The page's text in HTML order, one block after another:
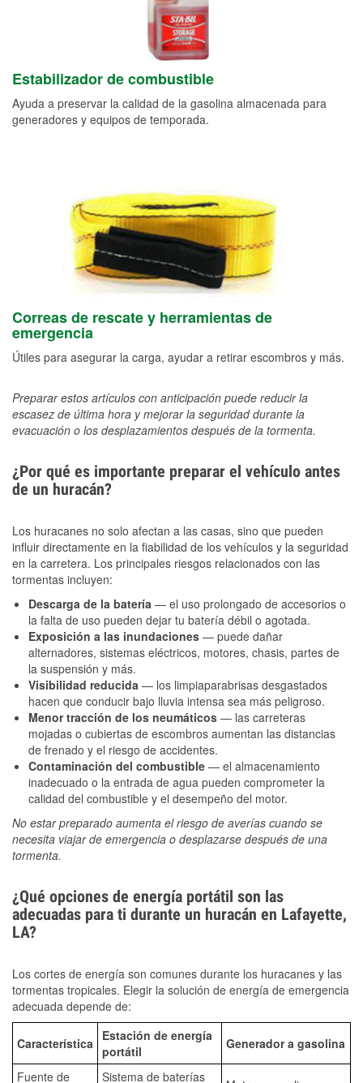
Estabilizador de combustible
Ayuda a preservar la calidad de la gasolina almacenada para
generadores y equipos de temporada.
Correas de rescate y herramientas de
emergencia
Útiles para asegurar la carga, ayudar a retirar escombros y más.
Preparar estos artículos con anticipación puede reducir la
escasez de última hora y mejorar la seguridad durante la
evacuación o los desplazamientos después de la tormenta.
¿Por qué es importante preparar el vehículo antes
de un huracán?
Los huracanes no solo afectan a las casas, sino que pueden
influir directamente en la fiabilidad de los vehículos y la seguridad
en la carretera. Los principales riesgos relacionados con las
tormentas incluyen:
Descarga de la batería — el uso prolongado de accesorios o
la falta de uso pueden dejar tu batería débil o agotada.
Exposición a las inundaciones — puede dañar
alternadores, sistemas eléctricos, motores, chasis, partes de
la suspensión y más.
Visibilidad reducida — los limpiaparabrisas desgastados
hacen que conducir bajo lluvia intensa sea más peligroso.
Menor tracción de los neumáticos — las carreteras
mojadas o cubiertas de escombros aumentan las distancias
de frenado y el riesgo de accidentes.
Contaminación del combustible — el almacenamiento
inadecuado o la entrada de agua pueden comprometer la
calidad del combustible y el desempeño del motor.
No estar preparado aumenta el riesgo de averías cuando se
necesita viajar de emergencia o desplazarse después de una
tormenta.
¿Qué opciones de energía portátil son las
adecuadas para ti durante un huracán en Lafayette,
LA?
Los cortes de energía son comunes durante los huracanes y las
tormentas tropicales. Elegir la solución de energía de emergencia
adecuada depende de:
Característica
Estación de energía
portátil
Generador a gasolina
Fuente de Sistema de baterías